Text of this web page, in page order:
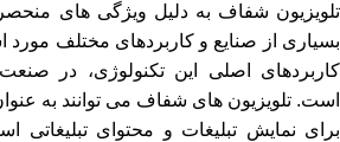
تلویزیون شفاف به دلیل ویژگی های
بسیاری از صنایع و کاربردهای مختلف مورد
کاربردهای اصلی این تکنولوژی، در صنعت
است. تلویزیون های شفاف می توانند به
برای نمایش تبلیغات و محتوای تبلیغاتی